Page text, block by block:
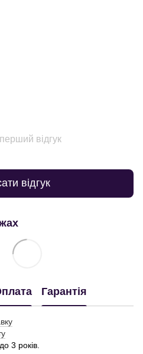
відгук
відгук
Гарантія
3 років.